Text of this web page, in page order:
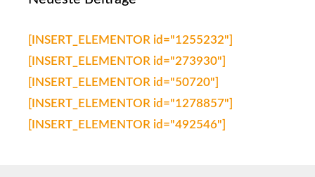
[INSERT_ELEMENTOR id="1255232"]
[INSERT_ELEMENTOR id="273930"]
[INSERT_ELEMENTOR id="50720"]
[INSERT_ELEMENTOR id="1278857"]
[INSERT_ELEMENTOR id="492546"]